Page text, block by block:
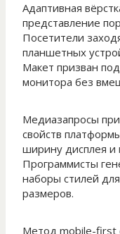
Адаптивная
представление
Посетители
планшетных
Макет призван
монитора без
Медиазапросы
свойств
ширину дисплея и
Программисты
наборы стилей
размеров.
Метод mobile-first